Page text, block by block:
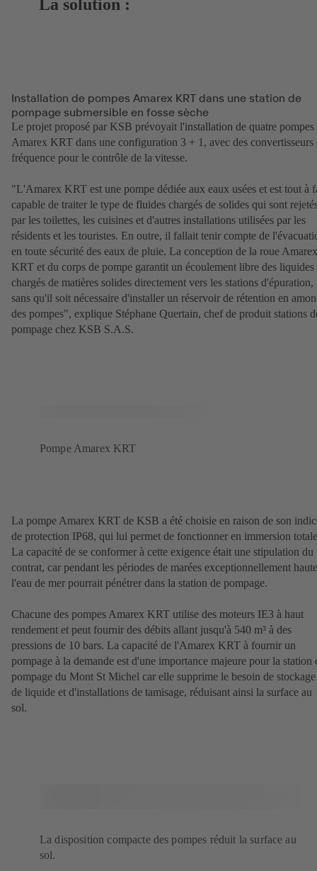
La solution :
Installation de pompes Amarex KRT dans une station de
pompage submersible en fosse sèche
Le projet proposé par KSB prévoyait l'installation de quatre pompes
Amarex KRT dans une configuration 3 + 1, avec des convertisseurs
fréquence pour le contrôle de la vitesse.
"L'Amarex KRT est une pompe dédiée aux eaux usées et est tout à
capable de traiter le type de fluides chargés de solides qui sont
par les toilettes, les cuisines et d'autres installations utilisées par les
résidents et les touristes. En outre, il fallait tenir compte de
en toute sécurité des eaux de pluie. La conception de la roue Amarex
KRT et du corps de pompe garantit un écoulement libre des liquides
chargés de matières solides directement vers les stations d'épuration,
sans qu'il soit nécessaire d'installer un réservoir de rétention en
des pompes", explique Stéphane Quertain, chef de produit stations
pompage chez KSB S.A.S.
Pompe Amarex KRT
La pompe Amarex KRT de KSB a été choisie en raison de son
de protection IP68, qui lui permet de fonctionner en immersion
La capacité de se conformer à cette exigence était une stipulation du
contrat, car pendant les périodes de marées exceptionnellement
l'eau de mer pourrait pénétrer dans la station de pompage.
Chacune des pompes Amarex KRT utilise des moteurs IE3 à haut
rendement et peut fournir des débits allant jusqu'à 540 m³ à des
pressions de 10 bars. La capacité de l'Amarex KRT à fournir un
pompage à la demande est d'une importance majeure pour la station
pompage du Mont St Michel car elle supprime le besoin de stockage
de liquide et d'installations de tamisage, réduisant ainsi la surface au
sol.
La disposition compacte des pompes réduit la surface au
sol.